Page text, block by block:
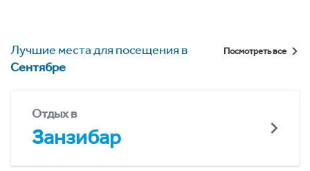
Лучшие места для посещения в
Сентябре
Посмотреть все
Отдых в
Занзибар